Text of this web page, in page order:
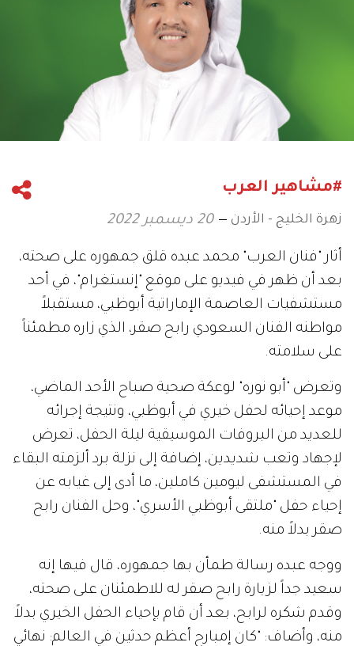
#مشاهير العرب
زهرة الخليج - الأردن 20 ديسمبر 2022
أثار "فنان العرب" محمد عبده قلق جمهوره على صحته،
بعد أن ظهر في فيديو على موقع "إنستغرام"، في أحد
مستشفيات العاصمة الإماراتية أبوظبي، مستقبلاً
مواطنه الفنان السعودي رابح صقر، الذي زاره مطمئناً
على سلامته.
وتعرض "أبو نوره" لوعكة صحية صباح الأحد الماضي،
موعد إحيائه لحفل خيري في أبوظبي، ونتيجة إجرائه
للعديد من البروفات الموسيقية ليلة الحفل، تعرض
لإجهاد وتعب شديدين، إضافة إلى نزلة برد ألزمته البقاء
في المستشفى ليومين كاملين، ما أدى إلى غيابه عن
إحياء حفل "ملتقى أبوظبي الأسري"، وحل الفنان رابح
صقر بدلاً منه.
ووجه عبده رسالة طمأن بها جمهوره، قال فيها إنه
سعيد جداً لزيارة رابح صقر له للاطمئنان على صحته،
وقدم شكره لرابح، بعد أن قام بإحياء الحفل الخيري بدلاً
منه، وأضاف: "كان إمبارح أعظم حدثين في العالم: نهائي